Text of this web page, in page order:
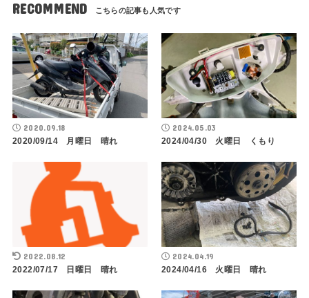
RECOMMEND
2020.09.18
2020/09/14 月曜日 晴れ
2024.05.03
2024/04/30 火曜日 くもり
2022.08.12
2022/07/17 日曜日 晴れ
2024.04.19
2024/04/16 火曜日 晴れ